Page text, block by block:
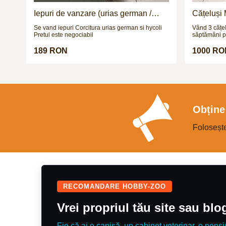
Iepuri de vanzare (urias german /
Se vand iepuri Corcitura urias german si hycoli
Pretul este negociabil
189 RON
Cățeluși
Vând 3
săptămâni
1000
RECOMANDARE HOBBY-ZOO
Vrei propriul tău site sau